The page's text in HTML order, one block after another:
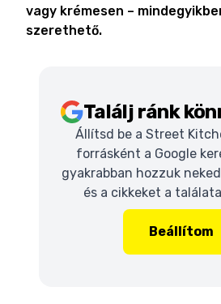
vagy krémesen –
szerethető.
Találj ránk
Állítsd be a Street
forrásként a Google
gyakrabban hozzuk
és a cikkeket a
Beállítom